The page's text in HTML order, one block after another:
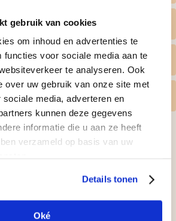
gebruik van cookies
om inhoud en advertenties te
functies voor sociale media aan te
te analyseren. Ook
over uw gebruik van onze site met
media, adverteren en
kunnen deze gegevens
informatie die u aan ze heeft
verzameld op basis van uw
Details tonen
Oké
cadeau hoor
rijden in een Ferrari 458 Spider